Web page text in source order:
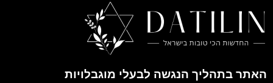
האתר בתהליך הנגשה לבעלי מוגבלויות